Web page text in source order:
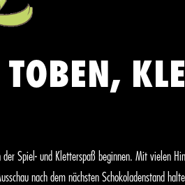
Spiel- und Kletterspaß beginnen. Mit vielen
nach dem nächsten Schokoladenstand